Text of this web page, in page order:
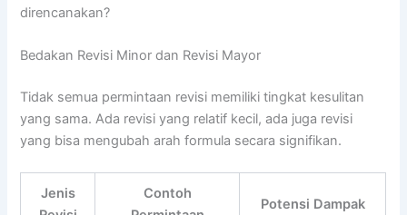
direncanakan?
Bedakan Revisi Minor dan Revisi Mayor
Tidak semua permintaan revisi memiliki tingkat kesulitan
yang sama. Ada revisi yang relatif kecil, ada juga revisi
yang bisa mengubah arah formula secara signifikan.
Jenis
Contoh
Potensi Dampak